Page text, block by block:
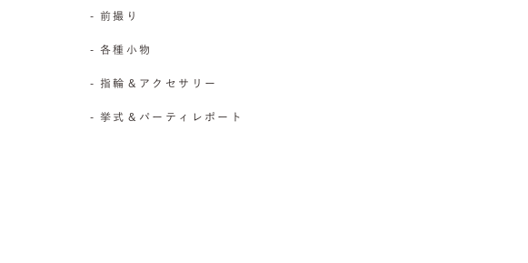
- 前撮り
- 各種小物
- 指輪＆アクセサリー
- 挙式＆パーティレポート